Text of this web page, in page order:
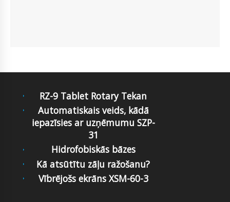
RZ-9 Tablet Rotary Tekan
Automatiskais veids, kādā
iepazīsies ar uzņēmumu SZP-
31
Hidrofobiskās bāzes
Kā atsūtītu zāļu ražošanu?
Vībrējošs ekrāns XSM-60-3